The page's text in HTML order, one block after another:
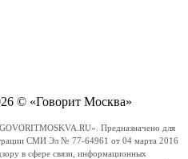
© «Говорит Москва»
Предназначено для
СМИ Эл № 77-64961 от 04 марта 2016
в сфере связи, информационных